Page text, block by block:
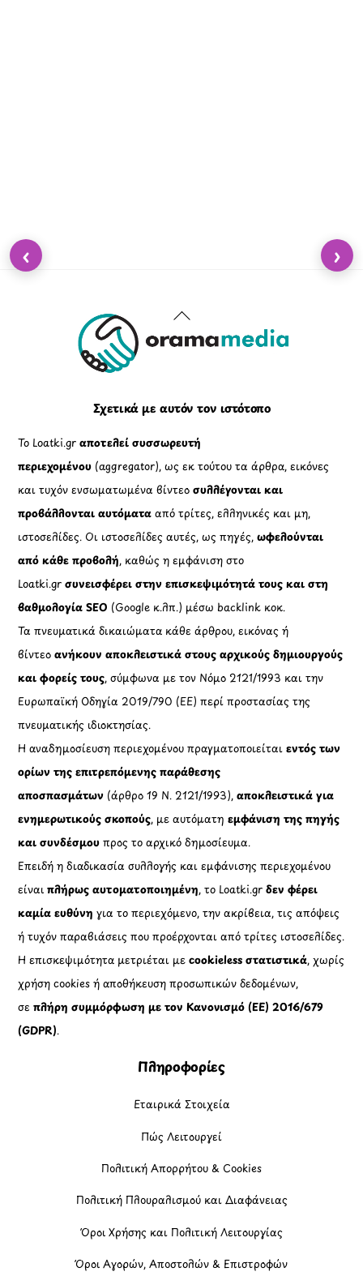
Back
To
Σχετικά με αυτόν τον ιστότοπο
Το Loatki.grαποτελεί συσσωρευτή
περιεχομένου (aggregator), ως εκ τούτου τα άρθρα, εικόνες
και τυχόν ενσωματωμένα βίντεοσυλλέγονται και
προβάλλονται αυτόματααπό τρίτες, ελληνικές και μη,
ιστοσελίδες. Οι ιστοσελίδες αυτές, ως πηγές,ωφελούνται
από κάθε προβολή, καθώς η εμφάνιση στο
Loatki.gr συνεισφέρει στην επισκεψιμότητά τους και στη
βαθμολογία SEO (Google κ.λπ.) μέσω backlink κοκ.
Τα πνευματικά δικαιώματα κάθε άρθρου, εικόνας ή
βίντεοανήκουν αποκλειστικά στους αρχικούς δημιουργούς
και φορείς τους, σύμφωνα με τον Νόμο 2121/1993 και την
Ευρωπαϊκή Οδηγία 2019/790 (ΕΕ) περί προστασίας της
πνευματικής ιδιοκτησίας.
Η αναδημοσίευση περιεχομένου πραγματοποιείταιεντός των
ορίων της επιτρεπόμενης παράθεσης
αποσπασμάτων (άρθρο 19 Ν. 2121/1993), αποκλειστικά για
ενημερωτικούς σκοπούς, με αυτόματηεμφάνιση της πηγής
και συνδέσμου προς το αρχικό δημοσίευμα.
Επειδή η διαδικασία συλλογής και εμφάνισης περιεχομένου
είναιπλήρως αυτοματοποιημένη, το Loatki.grδεν φέρει
καμία ευθύνη για το περιεχόμενο, την ακρίβεια, τις απόψεις
ή τυχόν παραβιάσεις που προέρχονται από τρίτες ιστοσελίδες.
Η επισκεψιμότητα μετριέται μεcookieless στατιστικά, χωρίς
χρήση cookies ή αποθήκευση προσωπικών δεδομένων,
σεπλήρη συμμόρφωση με τον Κανονισμό (ΕΕ) 2016/679
(GDPR).
Πληροφορίες
Εταιρικά Στοιχεία
Πώς Λειτουργεί
Πολιτική Απορρήτου & Cookies
Πολιτική Πλουραλισμού και Διαφάνειας
Όροι Χρήσης και Πολιτική Λειτουργίας
Όροι Αγορών, Αποστολών & Επιστροφών
‹ ›